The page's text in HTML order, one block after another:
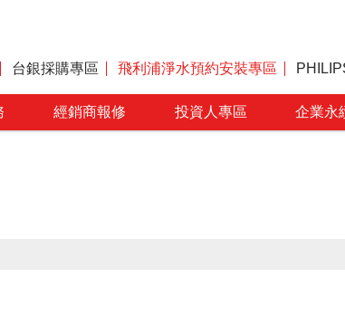
台銀採購專區 飛利浦淨水預約安裝專區
經銷商報修 投資人專區 企業永